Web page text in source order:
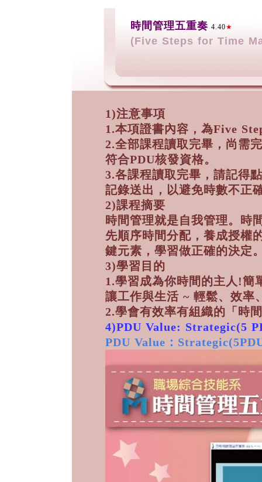
時間管理五重奏 4.40★
(Five Steps for Time
1)注意事項
1.本項證書內容，為Five
2.全部課程讀取完畢，尚需
符合PDU核發資格。
3.各課程讀取完畢，請記得
記錄送出，以避免時數不正
2)課程摘要
時間管理就是自我管理。時
先順序時間分配，養成授權
鍵元素，學習做正確的決定
3)學習目的
1.學習成為你時間的主人!簡
讓工作與生活 ~ 輕鬆、效率
2.學會有效率有組織的「時
4)PDU Value: Strategic(5
PDU Value：